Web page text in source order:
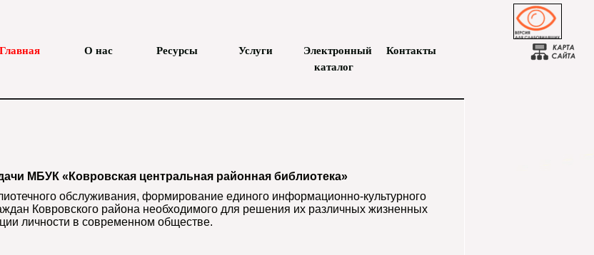
Главная О нас Ресурсы Услуги
Электронный
каталог
Контакты
МБУК «Ковровская центральная районная библиотека»
обслуживания, формирование единого информационно-культурного
Ковровского района необходимого для решения их различных жизненных
личности в современном обществе.